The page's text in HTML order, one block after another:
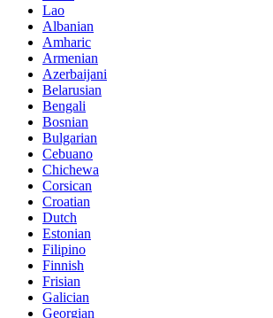
Lao
Albanian
Amharic
Armenian
Azerbaijani
Belarusian
Bengali
Bosnian
Bulgarian
Cebuano
Chichewa
Corsican
Croatian
Dutch
Estonian
Filipino
Finnish
Frisian
Galician
Georgian